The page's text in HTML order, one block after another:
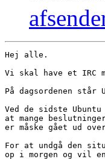
Hej alle.
Vi skal have et IRC
På dagsordenen står
Ved de sidste
at mange
er måske gået ud
For at undgå den
op i morgen og vil